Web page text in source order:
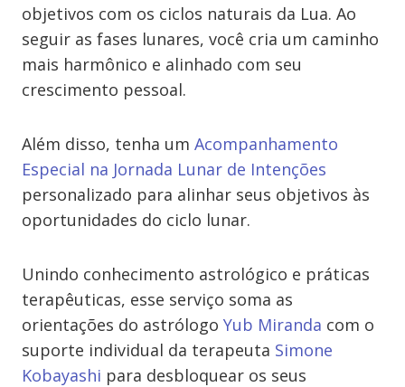
objetivos com os ciclos naturais da Lua. Ao
seguir as fases lunares, você cria um caminho
mais harmônico e alinhado com seu
crescimento pessoal.
Além disso, tenha um Acompanhamento
Especial na Jornada Lunar de Intenções
personalizado para alinhar seus objetivos às
oportunidades do ciclo lunar.
Unindo conhecimento astrológico e práticas
terapêuticas, esse serviço soma as
orientações do astrólogo Yub Miranda com o
suporte individual da terapeuta Simone
Kobayashi para desbloquear os seus